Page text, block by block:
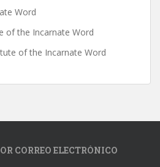
Word
of the Incarnate Word
of the Incarnate Word
CORREO ELECTRÓNICO